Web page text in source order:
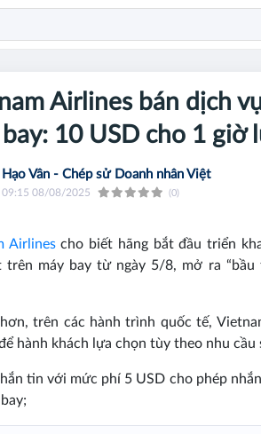
Airlines bán dịch
bay: 10 USD cho 1 giờ
Hạo Vân - Chép sử Doanh nhân Việt
09:15 08/08/2025 (0)
Airlinescho biết hãng bắt đầu triển
trên máy bay từ ngày 5/8, mở ra
trên các hành trình quốc tế,
hành khách lựa chọn tùy theo nhu cầu
tin với mức phí 5 USD cho phép